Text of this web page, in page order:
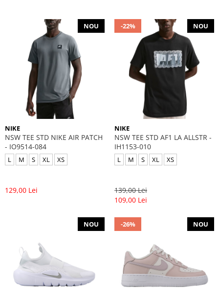
NOU
NIKE
NSW TEE STD NIKE AIR PATCH
- IO9514-084
L M S XL XS
129,00 Lei
-22% NOU
NIKE
NSW TEE STD AF1 LA ALLSTR -
IH1153-010
L M S XL XS
139,00 Lei
109,00 Lei
NOU -26% NOU